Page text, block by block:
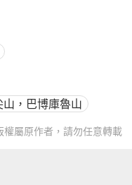
，巴博庫魯山
權屬原作者，請勿任意轉載